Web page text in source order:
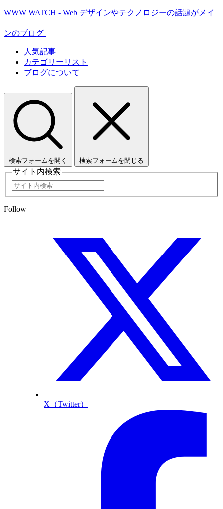
WWW WATCH - Web デザインやテクノロジーの話題がメイ
ンのブログ
人気記事
カテゴリーリスト
ブログについて
検索フォームを開く 検索フォームを閉じる
サイト内検索
Follow
X（Twitter）